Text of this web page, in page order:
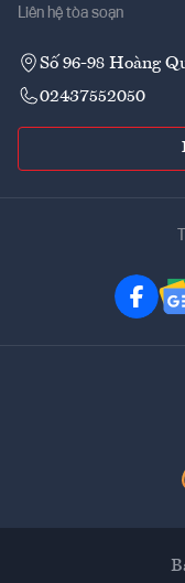
Liên hệ tòa soạn
Số 96-98 Hoàng
02437552050